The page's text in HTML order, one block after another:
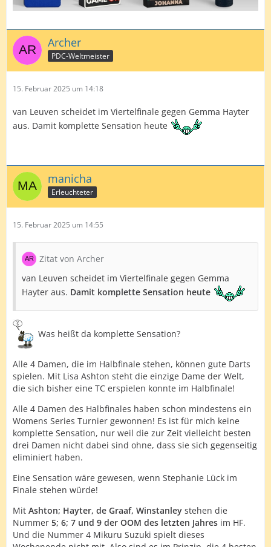
Archer
PDC-Weltmeister
15. Februar 2025 um 14:18
van Leuven scheidet im Viertelfinale gegen Gemma Hayter
aus. Damit komplette Sensation heute
manicha
Erleuchteter
15. Februar 2025 um 14:55
Zitat von Archer
van Leuven scheidet im Viertelfinale gegen Gemma
Hayter aus. Damit komplette Sensation heute
Was heißt da komplette Sensation?
Alle 4 Damen, die im Halbfinale stehen, können gute Darts
spielen. Mit Lisa Ashton steht die einzige Dame der Welt,
die sich bisher eine TC erspielen konnte im Halbfinale!
Alle 4 Damen des Halbfinales haben schon mindestens ein
Womens Series Turnier gewonnen! Es ist für mich keine
komplette Sensation, nur weil die zur Zeit vielleicht besten
drei Damen nicht dabei sind ohne, dass sie sich gegenseitig
eliminiert haben.
Eine Sensation wäre gewesen, wenn Stephanie Lück im
Finale stehen würde!
Mit Ashton; Hayter, de Graaf, Winstanley stehen die
Nummer 5; 6; 7 und 9 der OOM des letzten Jahres im HF.
Und die Nummer 4 Mikuru Suzuki spielt dieses